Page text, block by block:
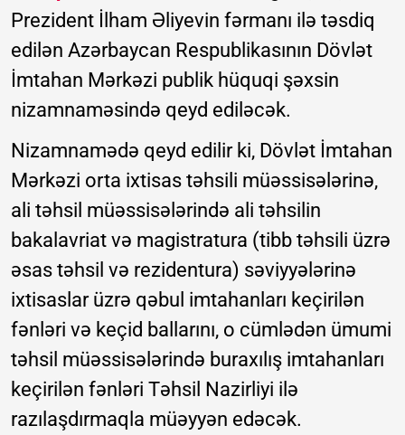
Prezident İlham Əliyevin fərmanı ilə təsdiq
edilən Azərbaycan Respublikasının Dövlət
İmtahan Mərkəzi publik hüquqi şəxsin
nizamnaməsində qeyd ediləcək.
Nizamnamədə qeyd edilir ki, Dövlət İmtahan
Mərkəzi orta ixtisas təhsili müəssisələrinə,
ali təhsil müəssisələrində ali təhsilin
bakalavriat və magistratura (tibb təhsili üzrə
əsas təhsil və rezidentura) səviyyələrinə
ixtisaslar üzrə qəbul imtahanları keçirilən
fənləri və keçid ballarını, o cümlədən ümumi
təhsil müəssisələrində buraxılış imtahanları
keçirilən fənləri Təhsil Nazirliyi ilə
razılaşdırmaqla müəyyən edəcək.